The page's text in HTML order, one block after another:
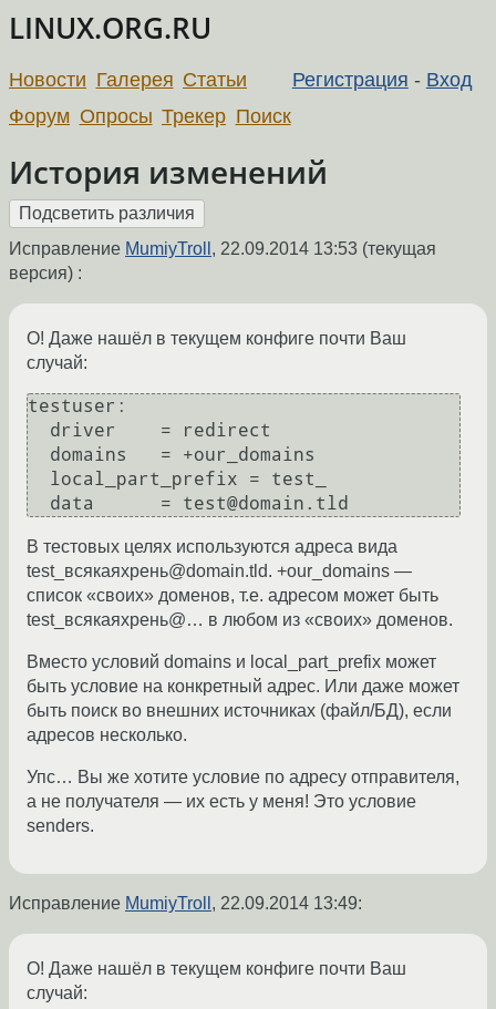
LINUX.ORG.RU
Регистрация - Вход
Новости Галерея Статьи
Форум Опросы Трекер Поиск
История изменений
Исправление MumiyTroll , 22.09.2014 13:53 (текущая
версия) :
О! Даже нашёл в текущем конфиге почти Ваш
случай:
testuser:
В тестовых целях используются адреса вида
test_всякаяхрень@domain.tld. +our_domains —
список «своих» доменов, т.е. адресом может быть
test_всякаяхрень@… в любом из «своих» доменов.
Вместо условий domains и local_part_prefix может
быть условие на конкретный адрес. Или даже может
быть поиск во внешних источниках (файл/БД), если
адресов несколько.
Упс… Вы же хотите условие по адресу отправителя,
а не получателя — их есть у меня! Это условие
senders.
Исправление MumiyTroll , 22.09.2014 13:49:
О! Даже нашёл в текущем конфиге почти Ваш
случай: